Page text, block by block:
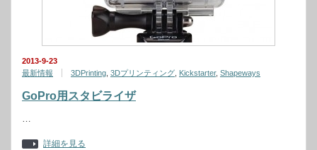
2013-9-23
最新情報
3DPrinting 3Dプリンティング Kickstarter, Shapeways
GoPro用スタビライザ
…
詳細を見る